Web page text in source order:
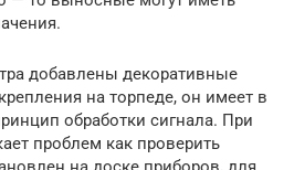
добавлены декоративные
на торпеде, он имеет в
обработки сигнала. При
проблем как проверить